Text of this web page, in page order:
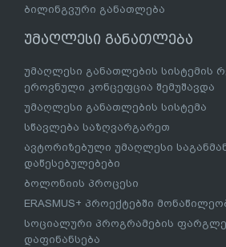
ბილინგვური განათლება
უმაღლესი განათლება
უმაღლესი განათლების სისტემის
ეროვნული კონცეფცია შემუშავდა
უმაღლესი განათლების სისტემა
სწავლება საზღვარგარეთ
ავტორიზებული უმაღლესი
დაწესებულებები
ბოლონიის პროცესი
ERASMUS+ პროექტებში
სოციალური პროგრამების
დაფინანსება